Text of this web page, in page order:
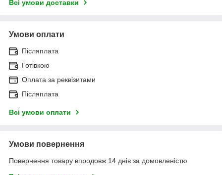
Всі умови доставки
Умови оплати
Післяплата
Готівкою
Оплата за реквізитами
Післяплата
Всі умови оплати
Умови повернення
Повернення товару впродовж 14 днів за домовленістю